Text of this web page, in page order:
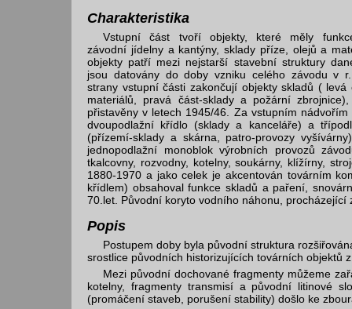
Charakteristika
Vstupní část tvoří objekty, které měly
závodní jídelny a kantýny, sklady příze, olejů a
objekty patří mezi nejstarší stavební struktury
jsou datovány do doby vzniku celého závodu v
strany vstupní části zakončují objekty skladů ( levá
materiálů, pravá část-sklady a požární
přistavěny v letech 1945/46. Za vstupním nádvořím
dvoupodlažní křídlo (sklady a kanceláře) a
(přízemí-sklady a skárna, patro-provozy
jednopodlažní monoblok výrobních provozů
tkalcovny, rozvodny, kotelny, soukárny, klížírny,
1880-1970 a jako celek je akcentován továrním
křídlem) obsahoval funkce skladů a paření,
70.let. Původní koryto vodního náhonu, procházející
Popis
Postupem doby byla původní struktura
srostlice původních historizujících továrních objektů
Mezi původní dochované fragmenty můžeme
kotelny, fragmenty transmisí a původní litinové
(promáčení staveb, porušení stability) došlo ke